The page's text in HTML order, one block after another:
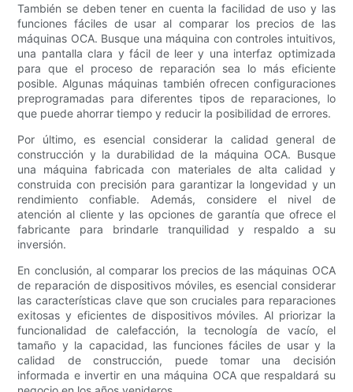
También se deben tener en cuenta la facilidad de uso y las
funciones fáciles de usar al comparar los precios de las
máquinas OCA. Busque una máquina con controles intuitivos,
una pantalla clara y fácil de leer y una interfaz optimizada
para que el proceso de reparación sea lo más eficiente
posible. Algunas máquinas también ofrecen configuraciones
preprogramadas para diferentes tipos de reparaciones, lo
que puede ahorrar tiempo y reducir la posibilidad de errores.
Por último, es esencial considerar la calidad general de
construcción y la durabilidad de la máquina OCA. Busque
una máquina fabricada con materiales de alta calidad y
construida con precisión para garantizar la longevidad y un
rendimiento confiable. Además, considere el nivel de
atención al cliente y las opciones de garantía que ofrece el
fabricante para brindarle tranquilidad y respaldo a su
inversión.
En conclusión, al comparar los precios de las máquinas OCA
de reparación de dispositivos móviles, es esencial considerar
las características clave que son cruciales para reparaciones
exitosas y eficientes de dispositivos móviles. Al priorizar la
funcionalidad de calefacción, la tecnología de vacío, el
tamaño y la capacidad, las funciones fáciles de usar y la
calidad de construcción, puede tomar una decisión
informada e invertir en una máquina OCA que respaldará su